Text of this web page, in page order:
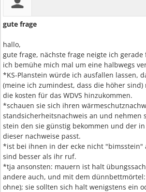
gute frage
hallo,
gute frage, nächste frage neigte ich gerade
ich bemühe mich mal um eine halbwegs
*KS-Planstein würde ich ausfallen lassen,
(meine ich zumindest, dass die höher sind)
die kosten für das WDVS hinzukommen.
*schauen sie sich ihren
standsicherheitsnachweis an und nehmen
stein den sie günstig bekommen und der
dieser nachweise passt.
*ist bei ihnen in der ecke nicht "bimsstein"
sind besser als ihr ruf.
*tja ansonsten: mauern ist halt
andere auch, und mit dem
ohne); sie sollten sich halt wenigstens ein